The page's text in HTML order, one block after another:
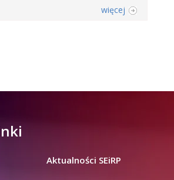
więcej
Aktualności SEiRP